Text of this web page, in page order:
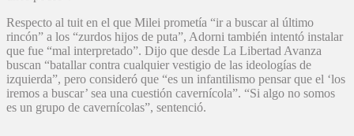
Respecto al tuit en el que Milei prometía “ir a buscar al último
rincón” a los “zurdos hijos de puta”, Adorni también intentó instalar
que fue “mal interpretado”. Dijo que desde La Libertad Avanza
buscan “batallar contra cualquier vestigio de las ideologías de
izquierda”, pero consideró que “es un infantilismo pensar que el ‘los
iremos a buscar’ sea una cuestión cavernícola”. “Si algo no somos
es un grupo de cavernícolas”, sentenció.